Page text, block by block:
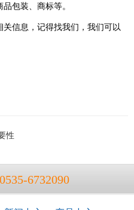
包装、商标等。
信息，记得找我们，我们可以
性
0535-6732090